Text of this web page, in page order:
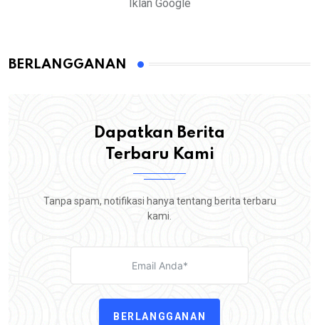
Iklan Google
BERLANGGANAN
Dapatkan Berita
Terbaru Kami
Tanpa spam, notifikasi hanya tentang berita terbaru
kami.
BERLANGGANAN